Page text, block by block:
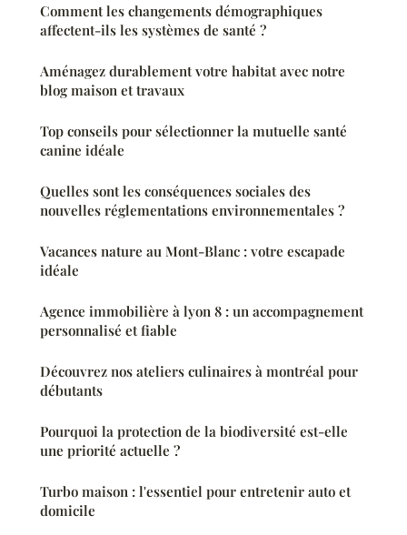
Comment les changements démographiques
affectent-ils les systèmes de santé ?
Aménagez durablement votre habitat avec notre
blog maison et travaux
Top conseils pour sélectionner la mutuelle santé
canine idéale
Quelles sont les conséquences sociales des
nouvelles réglementations environnementales ?
Vacances nature au Mont-Blanc : votre escapade
idéale
Agence immobilière à lyon 8 : un accompagnement
personnalisé et fiable
Découvrez nos ateliers culinaires à montréal pour
débutants
Pourquoi la protection de la biodiversité est-elle
une priorité actuelle ?
Turbo maison : l'essentiel pour entretenir auto et
domicile